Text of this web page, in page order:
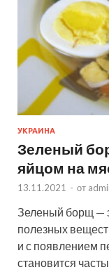
УКРАИНА
Зеленый
яйцом на
13.11.2021 - от
Зеленый борщ —
полезных
и с появлением
становится